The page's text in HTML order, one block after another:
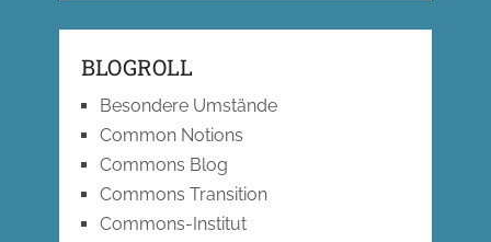
BLOGROLL
Besondere Umstände
Common Notions
Commons Blog
Commons Transition
Commons-Institut